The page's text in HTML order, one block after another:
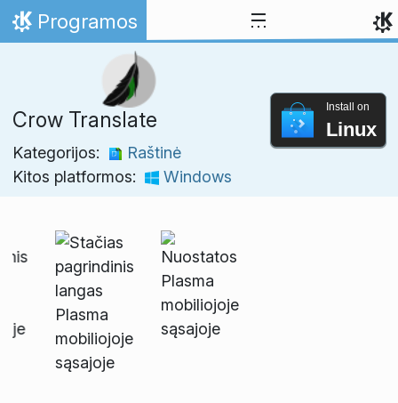
Skip to content
Home
Programos
Crow Translate
Kategorijos:
Raštinė
Kitos platformos:
Windows
Install on
Linux